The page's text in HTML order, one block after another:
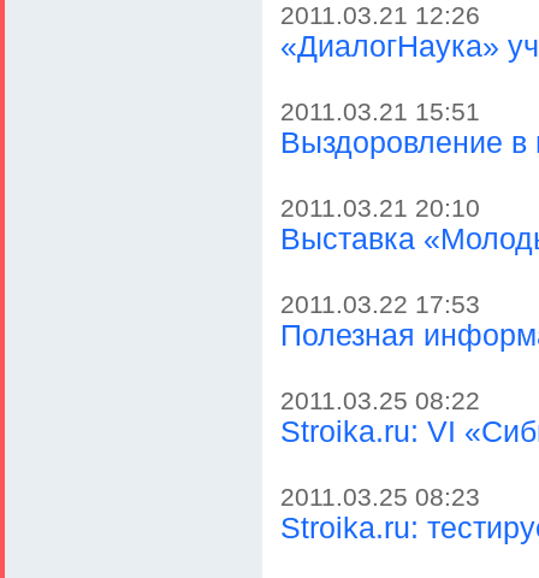
2011.03.21 12:26
«ДиалогНаука»
2011.03.21 15:51
Выздоровление в
2011.03.21 20:10
Выставка
2011.03.22 17:53
Полезная
2011.03.25 08:22
Stroika.ru: VI
2011.03.25 08:23
Stroika.ru: